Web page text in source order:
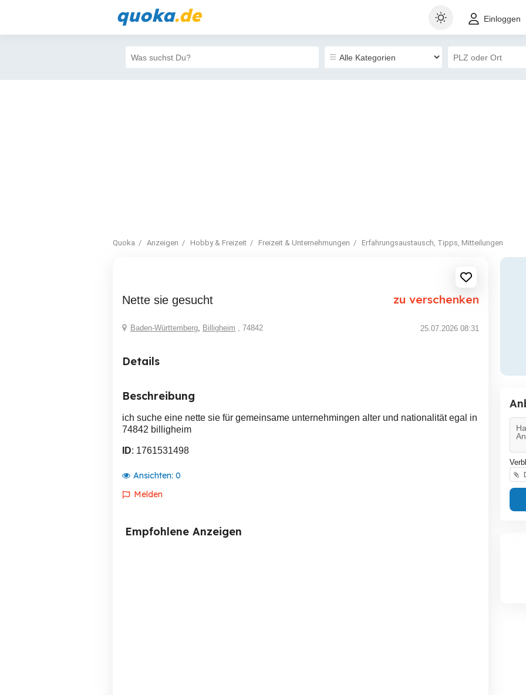
quoka.de Einloggen
Quoka Anzeigen Hobby & Freizeit Freizeit & Unternehmungen Erfahrungsaustausch, Tipps, Mitteilungen
nette sie gesucht zu verschenken
Baden-Württemberg, Billigheim , 74842 25.07.2026 08:31
Details
Beschreibung
ich suche eine nette sie für gemeinsame unternehmingen alter und nationalität egal in
74842 billigheim
ID: 1761531498
Ansichten: 0
Melden
Empfohlene Anzeigen